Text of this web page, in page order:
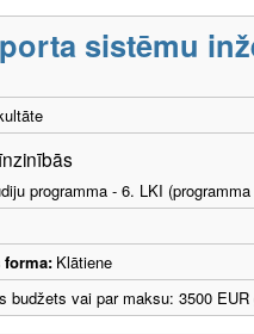
sistēmu
programma - 6. LKI
Klātiene
budžets vai par maksu: 3500 EUR